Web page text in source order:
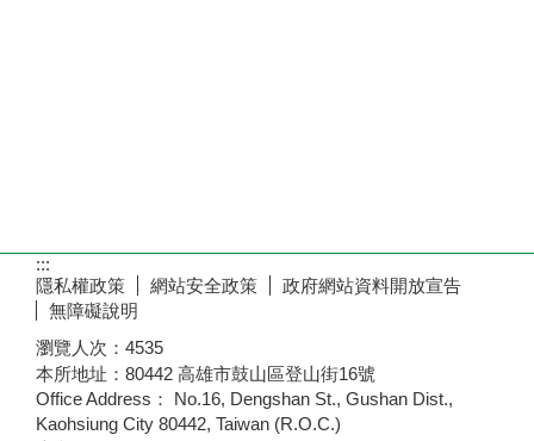
:::
隱私權政策
網站安全政策
政府網站資料開放宣告
無障礙說明
瀏覽人次： 4535
本所地址：80442 高雄市鼓山區登山街16號
Office Address： No.16, Dengshan St., Gushan Dist.,
Kaohsiung City 80442, Taiwan (R.O.C.)